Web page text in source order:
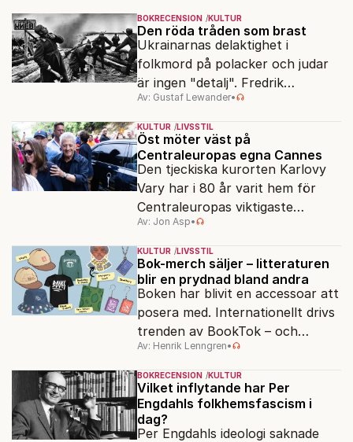
BOKRECENSION KULTUR
Den röda tråden som brast
Ukrainarnas delaktighet i
folkmord på polacker och judar
är ingen "detalj". Fredrik
Segerfeldts iver att skildra den
ryska imperialismen leder till en
förenklad bild av historien.
Av: Gustaf Lewander•
KULTUR LIVSSTIL
Öst möter väst på
Centraleuropas egna Cannes
Den tjeckiska kurorten Karlovy
Vary har i 80 år varit hem för
Centraleuropas viktigaste
filmfestival – en plats där
Hollywoodglans möter
egensinnighet.
Av: Jon Asp•
KULTUR LIVSSTIL
Bok-merch säljer – litteraturen
blir en prydnad bland andra
Boken har blivit en accessoar att
posera med. Internationellt drivs
trenden av BookTok – och
förlagen följer efter.
Av: Henrik Lenngren•
BOKRECENSION KULTUR
Vilket inflytande har Per
Engdahls folkhemsfascism i
dag?
Per Engdahls ideologi saknade